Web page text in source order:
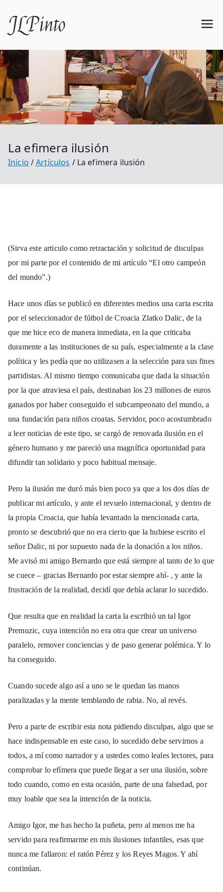
contenido
JLPinto
La efimera ilusión
Inicio Artículos La efimera ilusión
(Sirva este articulo como retractación y solicitud de disculpas
por mi parte por el contenido de mi artículo “El otro campeón
del mundo”.)
Hace unos días se publicó en diferentes medios una carta escrita
por el seleccionador de fútbol de Croacia Zlatko Dalic, de la
que me hice eco de manera inmediata, en la que criticaba
duramente a las instituciones de su país, especialmente a la clase
política y les pedía que no utilizasen a la selección para sus fines
partidistas. Al mismo tiempo comunicaba que dada la situación
por la que atraviesa el país, destinaban los 23 millones de euros
ganados por haber conseguido el subcampeonato del mundo, a
una fundación para niños croatas. Servidor, poco acostumbrado
a leer noticias de este tipo, se cargó de renovada ilusión en el
género humano y me pareció una magnífica oportunidad para
difundir tan solidario y poco habitual mensaje.
Pero la ilusión me duró más bien poco ya que a los dos días de
publicar mi artículo, y ante el revuelo internacional, y dentro de
la propia Croacia, que había levantado la mencionada carta,
pronto se descubrió que no era cierto que la hubiese escrito el
señor Dalic, ni por supuesto nada de la donación a los niños.
Me avisó mi amigo Bernardo que está siempre al tanto de lo que
se cuece – gracias Bernardo por estar siempre ahí- , y ante la
frustración de la realidad, decidí que debía aclarar lo sucedido.
Que resulta que en realidad la carta la escribió un tal Igor
Premuzic, cuya intención no era otra que crear un universo
paralelo, remover conciencias y de paso generar polémica. Y lo
ha conseguido.
Cuando sucede algo así a uno se le quedan las manos
paralizadas y la mente temblando de rabia. No, al revés.
Pero a parte de escribir esta nota pidiendo disculpas, algo que se
hace indispensable en este caso, lo sucedido debe servirnos a
todos, a mí como narrador y a ustedes como leales lectores, para
comprobar lo efímera que puede llegar a ser una ilusión, sobre
todo cuando, como en esta ocasión, parte de una falsedad, por
muy loable que sea la intención de la noticia.
Amigo Igor, me has hecho la puñeta, pero al menos me ha
servido para reafirmarme en mis ilusiones infantiles, esas que
nunca me fallaron: el ratón Pérez y los Reyes Magos. Y ahí
continúan.